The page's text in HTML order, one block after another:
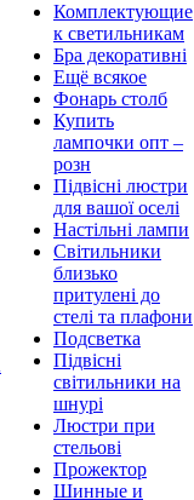
Комплектующие
к светильникам
Бра декоративні
Ещё всякое
Фонарь столб
Купить
лампочки опт –
розн
Підвісні люстри
для вашої оселі
Настільні лампи
Світильники
близько
притулені до
стелі та плафони
Подсветка
Підвісні
світильники на
шнурі
Люстри при
стельові
Прожектор
Шинные и